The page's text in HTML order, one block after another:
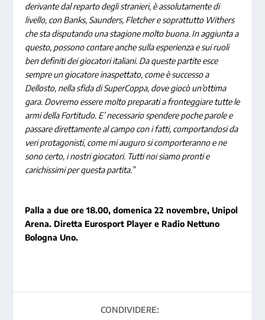
derivante dal reparto degli stranieri, è assolutamente di
livello, con Banks, Saunders, Fletcher e soprattutto Withers
che sta disputando una stagione molto buona. In aggiunta a
questo, possono contare anche sulla esperienza e sui ruoli
ben definiti dei giocatori italiani. Da queste partite esce
sempre un giocatore inaspettato, come è successo a
Dellosto, nella sfida di SuperCoppa, dove giocò un’ottima
gara. Dovremo essere molto preparati a fronteggiare tutte le
armi della Fortitudo. E’ necessario spendere poche parole e
passare direttamente al campo con i fatti, comportandosi da
veri protagonisti, come mi auguro si comporteranno e ne
sono certo, i nostri giocatori. Tutti noi siamo pronti e
carichissimi per questa partita.”
Palla a due ore 18.00, domenica 22 novembre, Unipol
Arena. Diretta Eurosport Player e Radio Nettuno
Bologna Uno.
CONDIVIDERE: